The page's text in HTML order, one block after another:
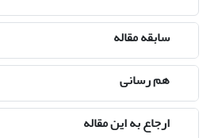
سابقه مقاله
هم رسانی
ارجاع به این مقاله